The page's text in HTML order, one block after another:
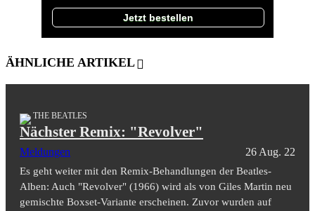
Jetzt bestellen
ÄHNLICHE ARTIKEL
THE BEATLES
Nächster Remix: "Revolver"
Meldungen 26 Aug. 22
Es geht weiter mit den Remix-Behandlungen der Beatles-
Alben: Auch "Revolver" (1966) wird als von Giles Martin neu
gemischte Boxset-Variante erscheinen. Zuvor wurden auf